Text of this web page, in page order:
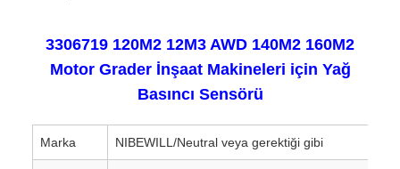
3306719 120M2 12M3 AWD 140M2 160M2
Motor Grader İnşaat Makineleri için Yağ
Basıncı Sensörü
Marka NIBEWILL/Neutral veya gerektiği gibi